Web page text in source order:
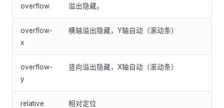
overflow 溢出隐藏。
overflow-
x
横轴溢出隐藏，Y轴自动（滚动条）
overflow-
y
竖向溢出隐藏，X轴自动（滚动条）
relative 相对定位